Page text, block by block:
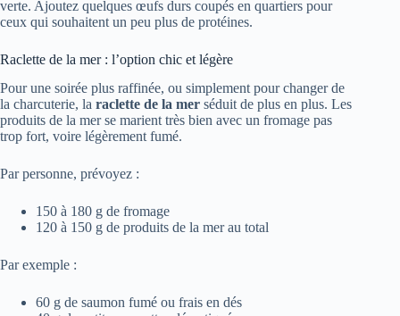
verte. Ajoutez quelques œufs durs coupés en quartiers pour
ceux qui souhaitent un peu plus de protéines.
Raclette de la mer : l’option chic et légère
Pour une soirée plus raffinée, ou simplement pour changer de
la charcuterie, la raclette de la mer séduit de plus en plus. Les
produits de la mer se marient très bien avec un fromage pas
trop fort, voire légèrement fumé.
Par personne, prévoyez :
150 à 180 g de fromage
120 à 150 g de produits de la mer au total
Par exemple :
60 g de saumon fumé ou frais en dés